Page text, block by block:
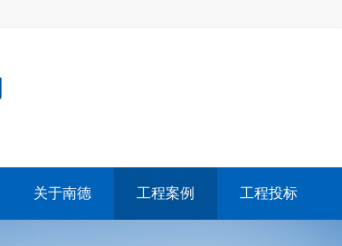
关于南德 工程案例 工程投标